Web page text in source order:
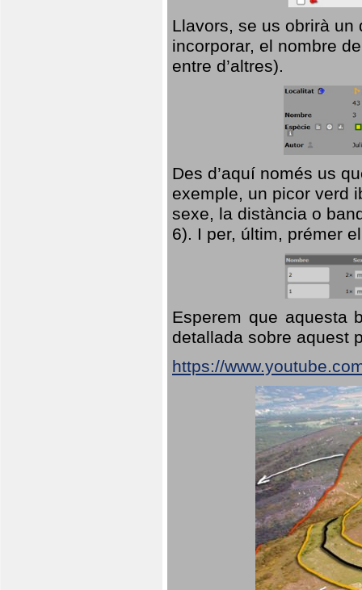
Llavors, se us obrirà
incorporar, el nombre
entre d’altres).
Des d’aquí només us
exemple, un picor verd
sexe, la distància o
6). I per, últim, prémer
Esperem que aquesta
detallada sobre aquest
https://